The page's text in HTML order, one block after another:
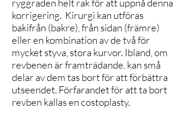
ryggraden helt rak för att uppnå denna
korrigering. Kirurgi kan utföras
bakifrån (bakre), från sidan (främre)
eller en kombination av de två för
mycket styva, stora kurvor. Ibland, om
revbenen är framträdande, kan små
delar av dem tas bort för att förbättra
utseendet. Förfarandet för att ta bort
revben kallas en costoplasty.